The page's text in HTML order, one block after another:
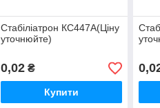
Стабіліатрон КС447А(Ціну
уточнюйте)
0,02₴
Купити